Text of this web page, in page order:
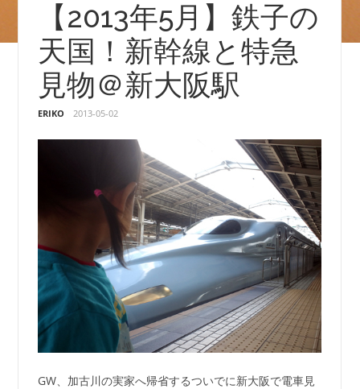
【2013年5月】鉄子の
天国！新幹線と特急
見物＠新大阪駅
ERIKO 2013-05-02
GW、加古川の実家へ帰省するついでに新大阪で電車見